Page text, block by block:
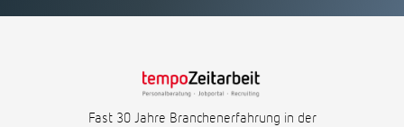
Fast 30 Jahre Branchenerfahrung in der